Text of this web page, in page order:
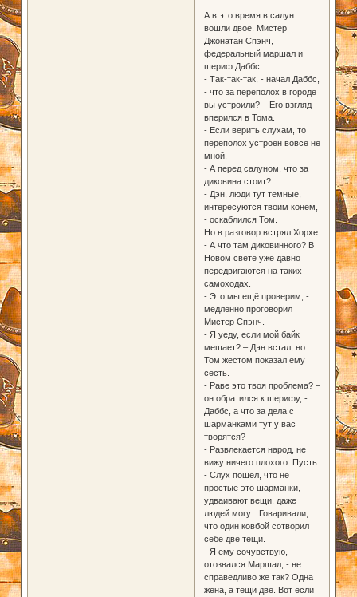
А в это время в салун
вошли двое. Мистер
Джонатан Спэнч,
федеральный маршал и
шериф Даббс.
- Так-так-так, - начал Даббс,
- что за переполох в городе
вы устроили? – Его взгляд
вперился в Тома.
- Если верить слухам, то
переполох устроен вовсе не
мной.
- А перед салуном, что за
диковина стоит?
- Дэн, люди тут темные,
интересуются твоим конем,
- оскаблился Том.
Но в разговор встрял Хорхе:
- А что там диковинного? В
Новом свете уже давно
передвигаются на таких
самоходах.
- Это мы ещё проверим, -
медленно проговорил
Мистер Спэнч.
- Я уеду, если мой байк
мешает? – Дэн встал, но
Том жестом показал ему
сесть.
- Раве это твоя проблема? –
он обратился к шерифу, -
Даббс, а что за дела с
шарманками тут у вас
творятся?
- Развлекается народ, не
вижу ничего плохого. Пусть.
- Слух пошел, что не
простые это шарманки,
удваивают вещи, даже
людей могут. Говаривали,
что один ковбой сотворил
себе две тещи.
- Я ему сочувствую, -
отозвался Маршал, - не
справедливо же так? Одна
жена, а тещи две. Вот если